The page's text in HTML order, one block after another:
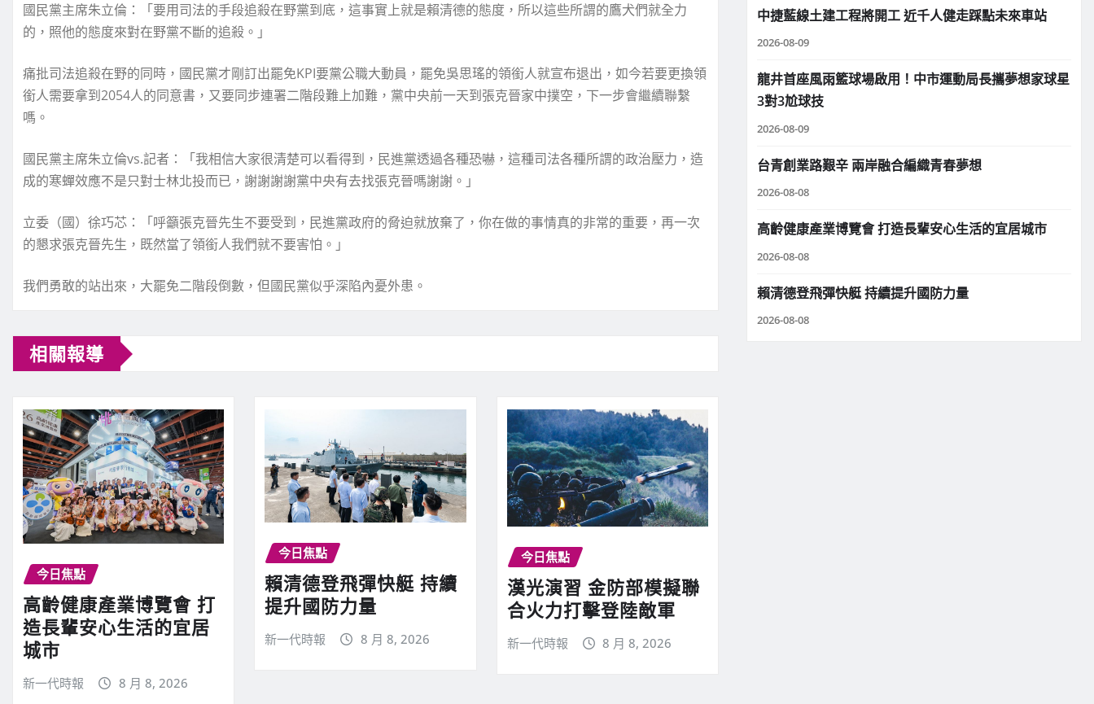
國民黨主席朱立倫：「要用司法的手段追殺在野黨到底，這事實上就是賴清德的態度，所以這些所謂的鷹犬們就全力
的，照他的態度來對在野黨不斷的追殺。」
痛批司法追殺在野的同時，國民黨才剛訂出罷免KPI要黨公職大動員，罷免吳思瑤的領銜人就宣布退出，如今若要更換領
銜人需要拿到2054人的同意書，又要同步連署二階段難上加難，黨中央前一天到張克晉家中撲空，下一步會繼續聯繫
嗎。
國民黨主席朱立倫vs.記者：「我相信大家很清楚可以看得到，民進黨透過各種恐嚇，這種司法各種所謂的政治壓力，造
成的寒蟬效應不是只對士林北投而已，謝謝謝謝黨中央有去找張克晉嗎謝謝。」
立委（國）徐巧芯：「呼籲張克晉先生不要受到，民進黨政府的脅迫就放棄了，你在做的事情真的非常的重要，再一次
的懇求張克晉先生，既然當了領銜人我們就不要害怕。」
我們勇敢的站出來，大罷免二階段倒數，但國民黨似乎深陷內憂外患。
相關報導
今日焦點
高齡健康產業博覽會 打
造長輩安心生活的宜居
城市
新一代時報 8 月 8, 2026
今日焦點
賴清德登飛彈快艇 持續
提升國防力量
新一代時報 8 月 8, 2026
今日焦點
漢光演習 金防部模擬聯
合火力打擊登陸敵軍
新一代時報 8 月 8, 2026
中捷藍線土建工程將開工 近千人健走踩點未來車站
2026-08-09
龍井首座風雨籃球場啟用！中市運動局長攜夢想家球星
3對3尬球技
2026-08-09
台青創業路艱辛 兩岸融合編織青春夢想
2026-08-08
高齡健康產業博覽會 打造長輩安心生活的宜居城市
2026-08-08
賴清德登飛彈快艇 持續提升國防力量
2026-08-08